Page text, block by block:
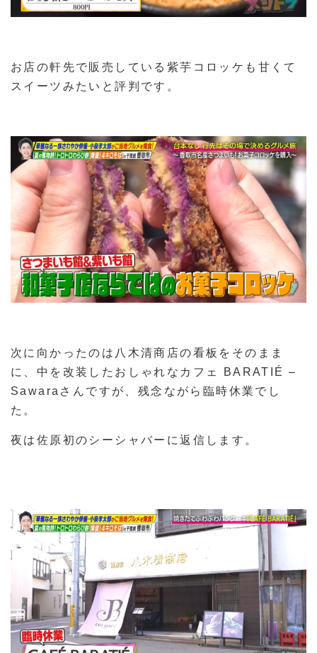
お店の軒先で販売している紫芋コロッケも甘くて
スイーツみたいと評判です。
次に向かったのは八木清商店の看板をそのまま
に、中を改装したおしゃれなカフェ BARATIÉ –
Sawaraさんですが、残念ながら臨時休業でし
た。
夜は佐原初のシーシャバーに返信します。